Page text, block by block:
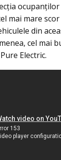
ocupanților
mai mare scor
din
cel mai
Electric.